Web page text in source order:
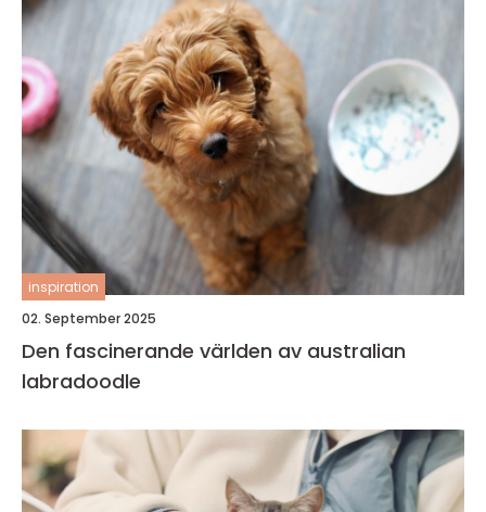
inspiration
02. September 2025
Den fascinerande världen av australian
labradoodle